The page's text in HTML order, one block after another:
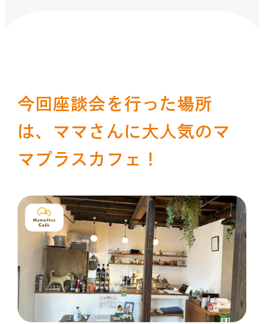
今回座談会を行った場所
は、ママさんに大人気のマ
マプラスカフェ！